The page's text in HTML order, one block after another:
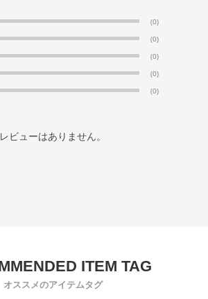
(0)
(0)
(0)
(0)
(0)
レビューはありません。
オススメのアイテムタグ